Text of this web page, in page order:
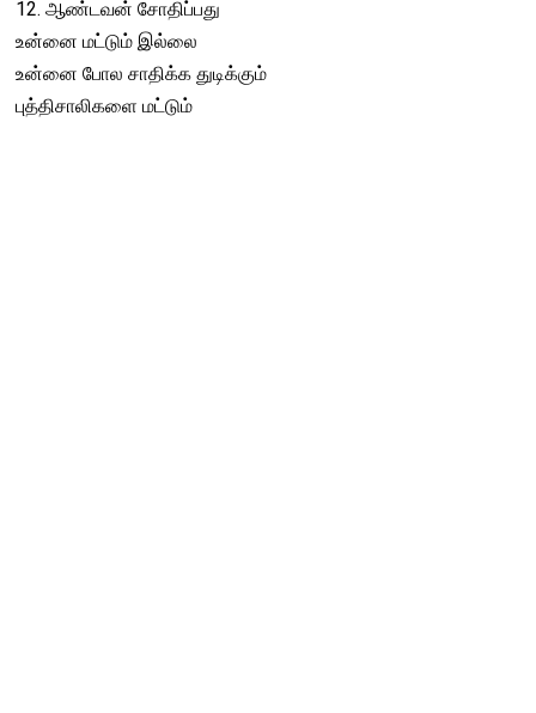
12. ஆண்டவன் சோதிப்பது
உன்னை மட்டும் இல்லை
உன்னை போல சாதிக்க துடிக்கும்
புத்திசாலிகளை மட்டும்